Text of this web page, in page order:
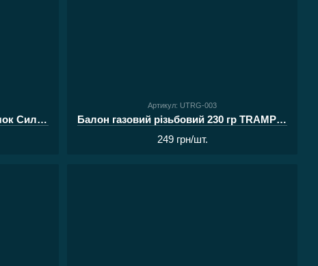
Газ для заправлення запальничок Сила 200мл
Артикул: UTRG-003
Балон газовий різьбовий 230 гр TRAMP UTRG
249 грн/шт.